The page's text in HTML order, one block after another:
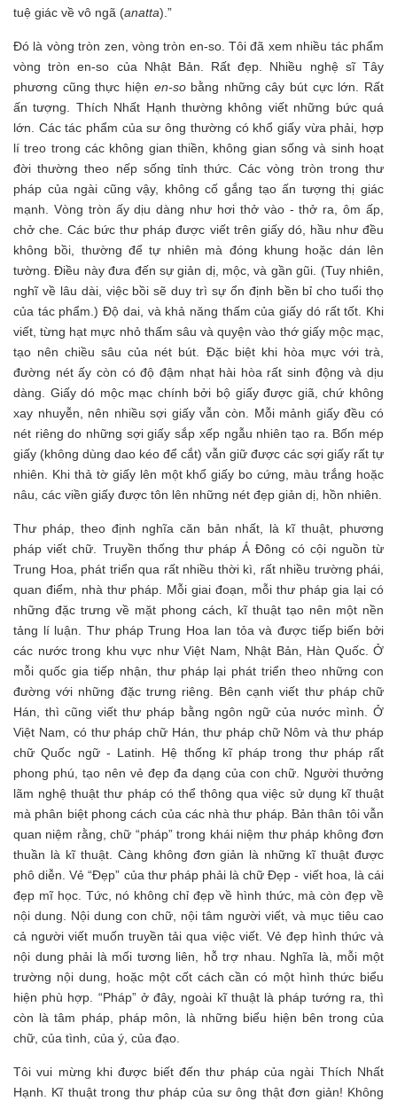
tuệ giác về vô ngã (anatta).”
Đó là vòng tròn zen, vòng tròn en-so. Tôi đã xem nhiều tác phẩm
vòng tròn en-so của Nhật Bản. Rất đẹp. Nhiều nghệ sĩ Tây
phương cũng thực hiện en-sobằng những cây bút cực lớn. Rất
ấn tượng. Thích Nhất Hạnh thường không viết những bức quá
lớn. Các tác phẩm của sư ông thường có khổ giấy vừa phải, hợp
lí treo trong các không gian thiền, không gian sống và sinh hoạt
đời thường theo nếp sống tỉnh thức. Các vòng tròn trong thư
pháp của ngài cũng vậy, không cố gắng tạo ấn tượng thị giác
mạnh. Vòng tròn ấy dịu dàng như hơi thở vào - thở ra, ôm ấp,
chở che. Các bức thư pháp được viết trên giấy dó, hầu như đều
không bồi, thường để tự nhiên mà đóng khung hoặc dán lên
tường. Điều này đưa đến sự giản dị, mộc, và gần gũi. (Tuy nhiên,
nghĩ về lâu dài, việc bồi sẽ duy trì sự ổn định bền bỉ cho tuổi thọ
của tác phẩm.) Độ dai, và khả năng thấm của giấy dó rất tốt. Khi
viết, từng hạt mực nhỏ thấm sâu và quyện vào thớ giấy mộc mạc,
tạo nên chiều sâu của nét bút. Đặc biệt khi hòa mực với trà,
đường nét ấy còn có độ đậm nhạt hài hòa rất sinh động và dịu
dàng. Giấy dó mộc mạc chính bởi bộ giấy được giã, chứ không
xay nhuyễn, nên nhiều sợi giấy vẫn còn. Mỗi mảnh giấy đều có
nét riêng do những sợi giấy sắp xếp ngẫu nhiên tạo ra. Bốn mép
giấy (không dùng dao kéo để cắt) vẫn giữ được các sợi giấy rất tự
nhiên. Khi thả tờ giấy lên một khổ giấy bo cứng, màu trắng hoặc
nâu, các viền giấy được tôn lên những nét đẹp giản dị, hồn nhiên.
Thư pháp, theo định nghĩa căn bản nhất, là kĩ thuật, phương
pháp viết chữ. Truyền thống thư pháp Á Đông có cội nguồn từ
Trung Hoa, phát triển qua rất nhiều thời kì, rất nhiều trường phái,
quan điểm, nhà thư pháp. Mỗi giai đoạn, mỗi thư pháp gia lại có
những đặc trưng về mặt phong cách, kĩ thuật tạo nên một nền
tảng lí luận. Thư pháp Trung Hoa lan tỏa và được tiếp biến bởi
các nước trong khu vực như Việt Nam, Nhật Bản, Hàn Quốc. Ở
mỗi quốc gia tiếp nhận, thư pháp lại phát triển theo những con
đường với những đặc trưng riêng. Bên cạnh viết thư pháp chữ
Hán, thì cũng viết thư pháp bằng ngôn ngữ của nước mình. Ở
Việt Nam, có thư pháp chữ Hán, thư pháp chữ Nôm và thư pháp
chữ Quốc ngữ - Latinh. Hệ thống kĩ pháp trong thư pháp rất
phong phú, tạo nên vẻ đẹp đa dạng của con chữ. Người thưởng
lãm nghệ thuật thư pháp có thể thông qua việc sử dụng kĩ thuật
mà phân biệt phong cách của các nhà thư pháp. Bản thân tôi vẫn
quan niệm rằng, chữ “pháp” trong khái niệm thư pháp không đơn
thuần là kĩ thuật. Càng không đơn giản là những kĩ thuật được
phô diễn. Vẻ “Đẹp” của thư pháp phải là chữ Đẹp - viết hoa, là cái
đẹp mĩ học. Tức, nó không chỉ đẹp về hình thức, mà còn đẹp về
nội dung. Nội dung con chữ, nội tâm người viết, và mục tiêu cao
cả người viết muốn truyền tải qua việc viết. Vẻ đẹp hình thức và
nội dung phải là mối tương liên, hỗ trợ nhau. Nghĩa là, mỗi một
trường nội dung, hoặc một cốt cách cần có một hình thức biểu
hiện phù hợp. “Pháp” ở đây, ngoài kĩ thuật là pháp tướng ra, thì
còn là tâm pháp, pháp môn, là những biểu hiện bên trong của
chữ, của tình, của ý, của đạo.
Tôi vui mừng khi được biết đến thư pháp của ngài Thích Nhất
Hạnh. Kĩ thuật trong thư pháp của sư ông thật đơn giản! Không